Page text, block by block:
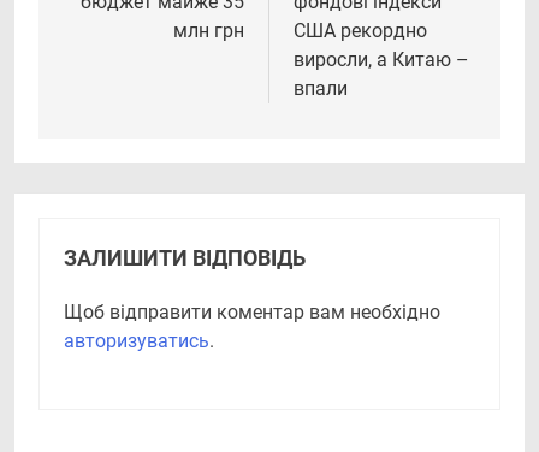
млн грн
США рекордно
виросли, а Китаю –
впали
ЗАЛИШИТИ ВІДПОВІДЬ
Щоб відправити коментар вам необхідно
авторизуватись.